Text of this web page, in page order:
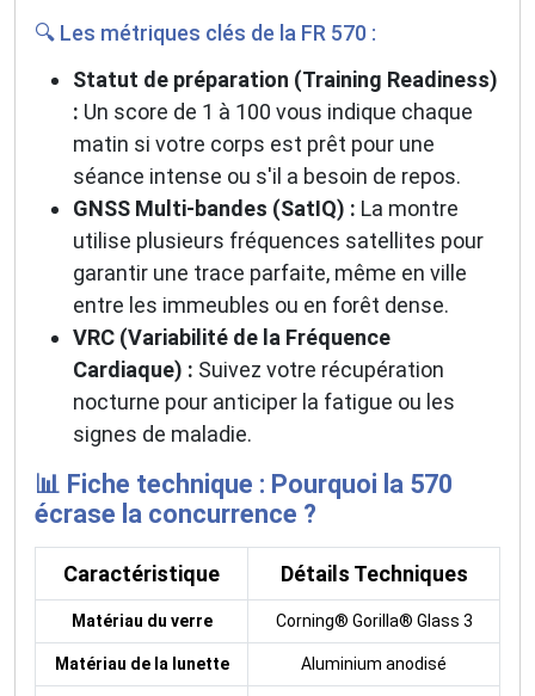
🔍 Les métriques clés de la FR 570 :
Statut de préparation (Training Readiness)
: Un score de 1 à 100 vous indique chaque
matin si votre corps est prêt pour une
séance intense ou s'il a besoin de repos.
GNSS Multi-bandes (SatIQ) : La montre
utilise plusieurs fréquences satellites pour
garantir une trace parfaite, même en ville
entre les immeubles ou en forêt dense.
VRC (Variabilité de la Fréquence
Cardiaque) : Suivez votre récupération
nocturne pour anticiper la fatigue ou les
signes de maladie.
📊 Fiche technique : Pourquoi la 570
écrase la concurrence ?
Caractéristique Détails Techniques
Matériau du verre Corning® Gorilla® Glass 3
Matériau de la lunette Aluminium anodisé